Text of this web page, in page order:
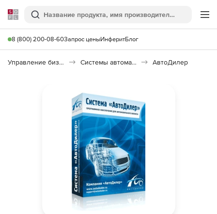
Softline
Поиск
8 (800) 200-08-60Запрос ценыИнферитБлог
Управление бизнесом, CRM/ERP Системы автоматизации АвтоДилер